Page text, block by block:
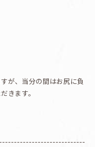
が、当分の間はお尻に負
きます。